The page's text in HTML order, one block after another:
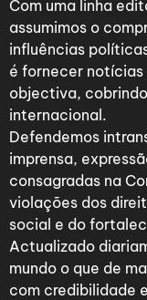
Com uma linha
assumimos o
influências
é fornecer
objectiva,
internacional.
Defendemos
imprensa,
consagradas na
violações dos
social e do
Actualizado
mundo o que de
com credibilidade